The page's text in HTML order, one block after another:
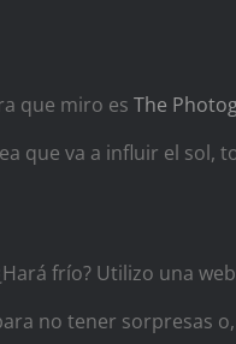
que miro es The
que va a influir el
frío? Utilizo una
no tener sorpresas